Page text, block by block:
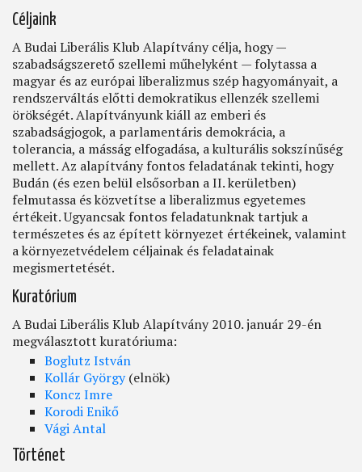
Céljaink
A Budai Liberális Klub Alapítvány célja, hogy —
szabadságszerető szellemi műhelyként — folytassa a
magyar és az európai liberalizmus szép hagyományait, a
rendszerváltás előtti demokratikus ellenzék szellemi
örökségét. Alapítványunk kiáll az emberi és
szabadságjogok, a parlamentáris demokrácia, a
tolerancia, a másság elfogadása, a kulturális sokszínűség
mellett. Az alapítvány fontos feladatának tekinti, hogy
Budán (és ezen belül elsősorban a II. kerületben)
felmutassa és közvetítse a liberalizmus egyetemes
értékeit. Ugyancsak fontos feladatunknak tartjuk a
természetes és az épített környezet értékeinek, valamint
a környezetvédelem céljainak és feladatainak
megismertetését.
Kuratórium
A Budai Liberális Klub Alapítvány 2010. január 29-én
megválasztott kuratóriuma:
Boglutz István
Kollár György(elnök)
Koncz Imre
Korodi Enikő
Vági Antal
Történet